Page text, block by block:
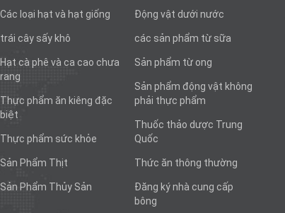
Các loại hạt và hạt giống
trái cây sấy khô
Hạt cà phê và ca cao chưa
rang
Thực phẩm ăn kiêng đặc
biệt
Thực phẩm sức khỏe
Sản Phẩm Thịt
Sản Phẩm Thủy Sản
Động vật dưới nước
các sản phẩm từ sữa
Sản phẩm từ ong
Sản phẩm động vật không
phải thực phẩm
Thuốc thảo dược Trung
Quốc
Thức ăn thông thường
Đăng ký nhà cung cấp
bông